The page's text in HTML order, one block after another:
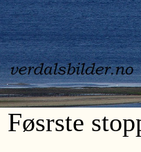
Føsrste